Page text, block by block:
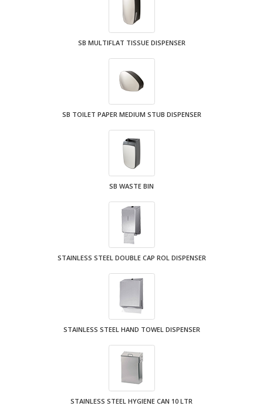
SB MULTIFLAT TISSUE DISPENSER
SB TOILET PAPER MEDIUM STUB DISPENSER
SB WASTE BIN
STAINLESS STEEL DOUBLE CAP ROL DISPENSER
STAINLESS STEEL HAND TOWEL DISPENSER
STAINLESS STEEL HYGIENE CAN 10 LTR